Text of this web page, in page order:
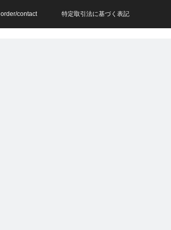
order/contact 特定取引法に基づく表記